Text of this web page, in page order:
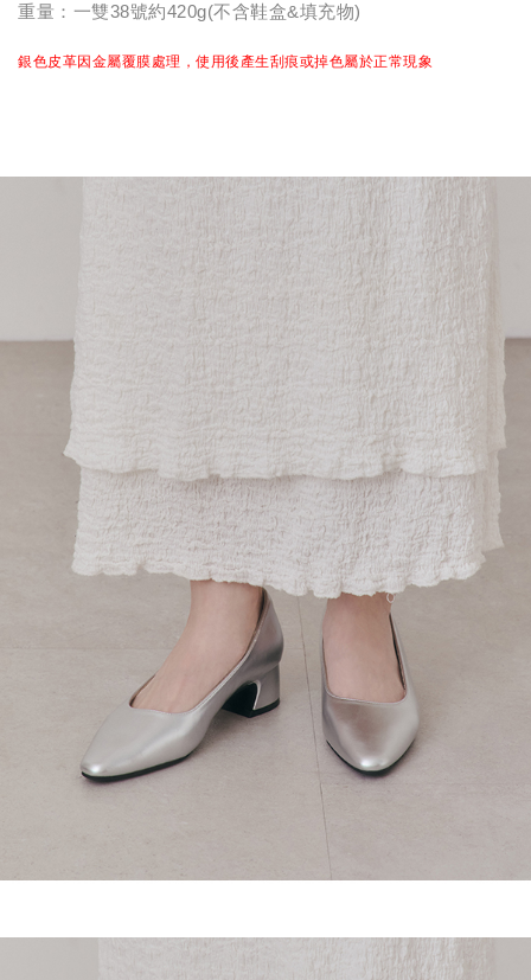
重量：一雙38號約420g(不含鞋盒&填充物)
銀色皮革因金屬覆膜處理，使用後產生刮痕或掉色屬於正常現象